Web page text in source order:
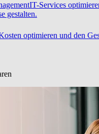
IT-Services
gestalten.
optimieren und den